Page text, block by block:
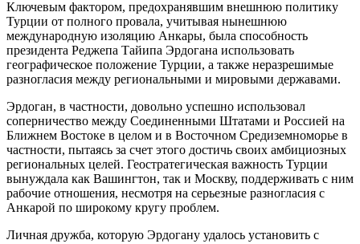
Ключевым фактором, предохранявшим внешнюю политику
Турции от полного провала, учитывая нынешнюю
международную изоляцию Анкары, была способность
президента Реджепа Тайипа Эрдогана использовать
географическое положение Турции, а также неразрешимые
разногласия между региональными и мировыми державами.
Эрдоган, в частности, довольно успешно использовал
соперничество между Соединенными Штатами и Россией на
Ближнем Востоке в целом и в Восточном Средиземноморье в
частности, пытаясь за счет этого достичь своих амбициозных
региональных целей. Геостратегическая важность Турции
вынуждала как Вашингтон, так и Москву, поддерживать с ним
рабочие отношения, несмотря на серьезные разногласия с
Анкарой по широкому кругу проблем.
Личная дружба, которую Эрдогану удалось установить с